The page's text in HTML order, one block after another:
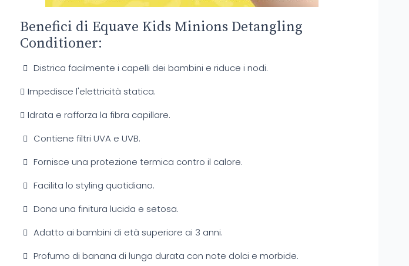
Benefici di Equave Kids Minions Detangling
Conditioner:
Districa facilmente i capelli dei bambini e riduce i nodi.
Impedisce l'elettricità statica.
Idrata e rafforza la fibra capillare.
Contiene filtri UVA e UVB.
Fornisce una protezione termica contro il calore.
Facilita lo styling quotidiano.
Dona una finitura lucida e setosa.
Adatto ai bambini di età superiore ai 3 anni.
Profumo di banana di lunga durata con note dolci e morbide.